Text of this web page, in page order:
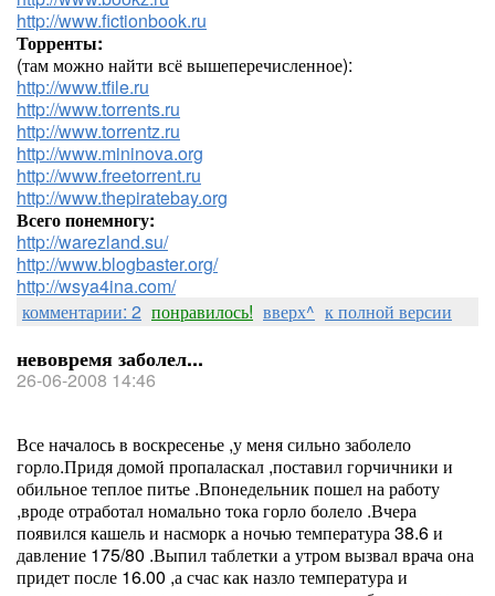
http://www.fictionbook.ru
Торренты:
(там можно найти всё вышеперечисленное):
http://www.tfile.ru
http://www.torrents.ru
http://www.torrentz.ru
http://www.mininova.org
http://www.freetorrent.ru
http://www.thepiratebay.org
Всего понемногу:
http://warezland.su/
http://www.blogbaster.org/
http://wsya4ina.com/
комментарии: 2 понравилось! вверх^ к полной версии
невовремя заболел...
26-06-2008 14:46
Все началось в воскресенье ,у меня сильно заболело
горло.Придя домой пропаласкал ,поставил горчичники и
обильное теплое питье .Впонедельник пошел на работу
,вроде отработал номально тока горло болело .Вчера
появился кашель и насморк а ночью температура 38.6 и
давление 175/80 .Выпил таблетки а утром вызвал врача она
придет после 16.00 ,а счас как назло температура и